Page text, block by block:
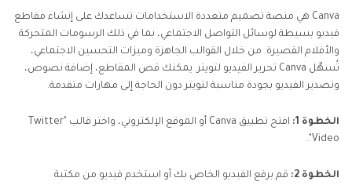
Canva هي منصة تصميم متعددة الاستخدامات تساعدك على إنشاء مقاطع
فيديو بسيطة لوسائل التواصل الاجتماعي، بما في ذلك الرسومات المتحركة
والأفلام القصيرة. من خلال القوالب الجاهزة وميزات التحسين الاجتماعي،
تُسهِّل Canva تحرير الفيديو لتويتر. يمكنك قص المقاطع، إضافة نصوص،
وتصدير الفيديو بجودة مناسبة لتويتر دون الحاجة إلى مهارات متقدمة.
الخطوة 1:
افتح تطبيق Canva أو الموقع الإلكتروني، واختر قالب "Twitter
Video".
الخطوة 2:
قم برفع الفيديو الخاص بك أو استخدم فيديو من مكتبة